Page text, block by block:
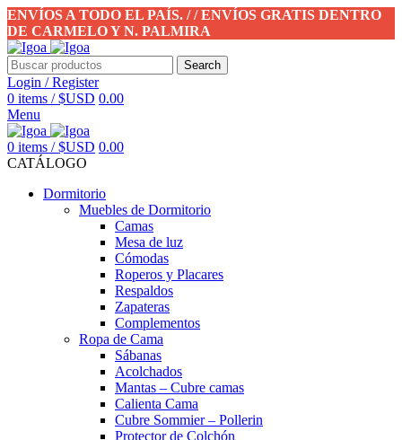
ENVÍOS A TODO EL PAÍS. / / ENVÍOS GRATIS DENTRO
DE CARMELO Y N. PALMIRA
Search
Login / Register
0 items / $USD 0.00
Menu
0 items / $USD 0.00
CATÁLOGO
Dormitorio
Muebles de Dormitorio
Camas
Mesa de luz
Cómodas
Roperos y Placares
Respaldos
Zapateras
Complementos
Ropa de Cama
Sábanas
Acolchados
Mantas – Cubre camas
Calienta Cama
Cubre Sommier – Pollerin
Protector de Colchón